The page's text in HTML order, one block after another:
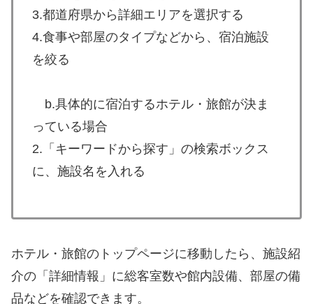
3.都道府県から詳細エリアを選択する
4.食事や部屋のタイプなどから、宿泊施設
を絞る
b.具体的に宿泊するホテル・旅館が決ま
っている場合
2.「キーワードから探す」の検索ボックス
に、施設名を入れる
ホテル・旅館のトップページに移動したら、施設紹
介の「詳細情報」に総客室数や館内設備、部屋の備
品などを確認できます。